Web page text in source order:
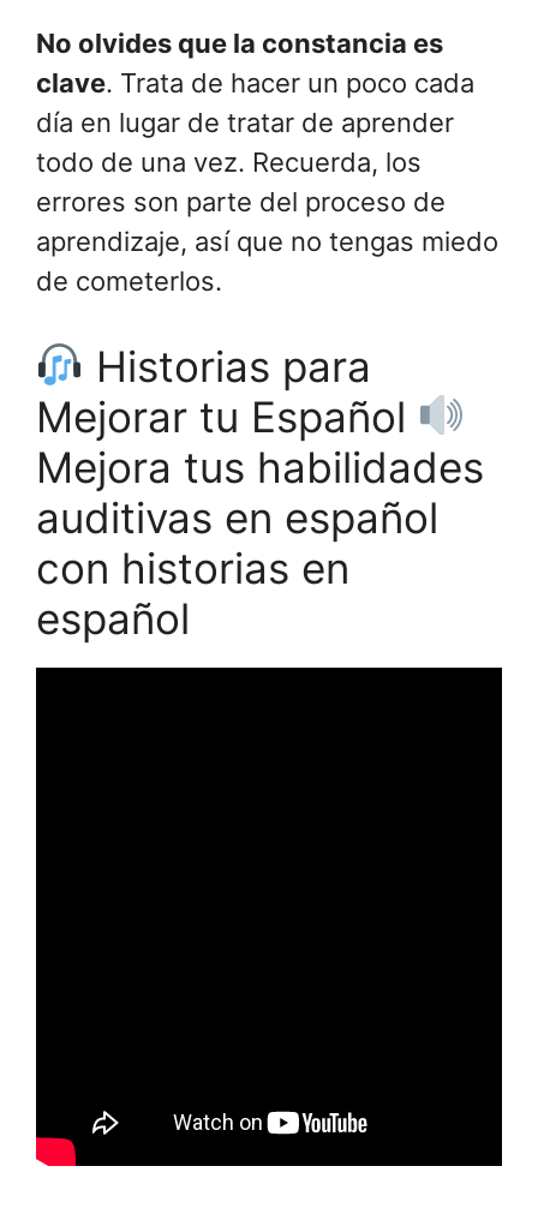
No olvides que la constancia es
clave. Trata de hacer un poco cada
día en lugar de tratar de aprender
todo de una vez. Recuerda, los
errores son parte del proceso de
aprendizaje, así que no tengas miedo
de cometerlos.
Historias para
Mejorar tu Español
Mejora tus habilidades
auditivas en español
con historias en
español